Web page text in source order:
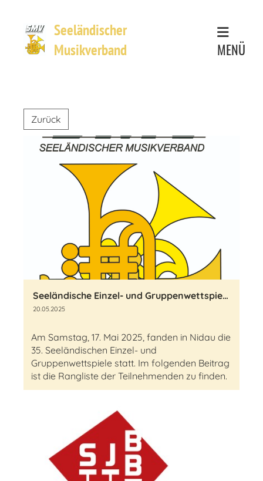
Seeländischer
Musikverband
MENÜ
Zurück
Seeländische Einzel- und Gruppenwettspiele 2025
20.05.2025
Am Samstag, 17. Mai 2025, fanden in Nidau die
35. Seeländischen Einzel- und
Gruppenwettspiele statt. Im folgenden Beitrag
ist die Rangliste der Teilnehmenden zu finden.